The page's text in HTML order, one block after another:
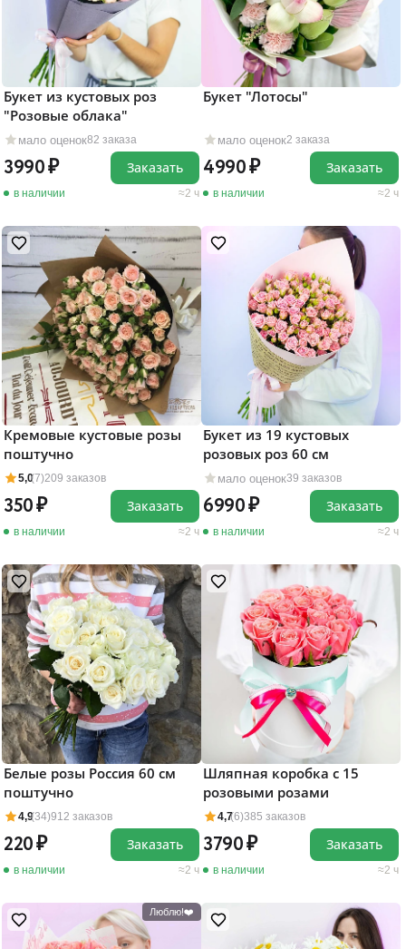
мало оценок82 заказа
Букет из кустовых роз
"Розовые облака"
3990
в наличии 2 ч
Заказать
мало оценок2 заказа
Букет "Лотосы"
4990
в наличии 2 ч
Заказать
5,0(7)209 заказов
Кремовые кустовые розы
поштучно
350
в наличии 2 ч
Заказать
мало оценок39 заказов
Букет из 19 кустовых
розовых роз 60 см
6990
в наличии 2 ч
Заказать
4,9(34)912 заказов
Белые розы Россия 60 см
поштучно
220
в наличии 2 ч
Заказать
4,7(6)385 заказов
Шляпная коробка с 15
розовыми розами
3790
в наличии 2 ч
Заказать
Люблю!❤️